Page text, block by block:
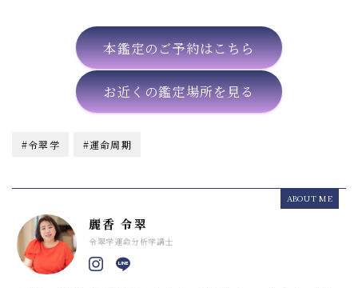
本鑑定のご予約はこちら
お近くの鑑定場所を見る
#令翠学 #運命周期
ABOUT ME
麗香 令翠
令翠学運命分析学講士